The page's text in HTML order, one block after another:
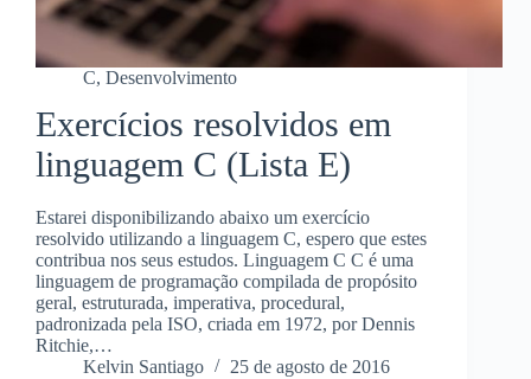
C, Desenvolvimento
Exercícios resolvidos em
linguagem C (Lista E)
Estarei disponibilizando abaixo um exercício
resolvido utilizando a linguagem C, espero que estes
contribua nos seus estudos. Linguagem C C é uma
linguagem de programação compilada de propósito
geral, estruturada, imperativa, procedural,
padronizada pela ISO, criada em 1972, por Dennis
Ritchie,…
Kelvin Santiago
25 de agosto de 2016